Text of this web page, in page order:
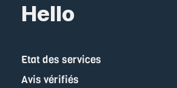
Hello
Etat des services
Avis vérifiés